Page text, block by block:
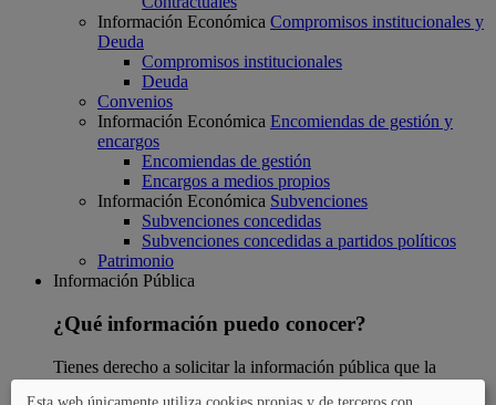
Información Económica Compromisos institucionales y
Deuda
Compromisos institucionales
Deuda
Convenios
Información Económica Encomiendas de gestión y
encargos
Encomiendas de gestión
Encargos a medios propios
Información Económica Subvenciones
Subvenciones concedidas
Subvenciones concedidas a partidos políticos
Patrimonio
Información Pública
¿Qué información puedo conocer?
Tienes derecho a solicitar la información pública que la